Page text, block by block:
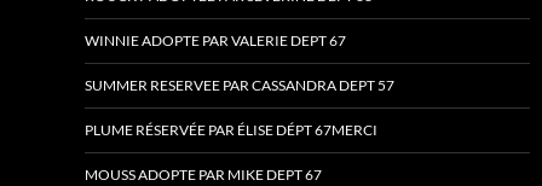
WINNIE ADOPTE PAR VALERIE DEPT 67
SUMMER RESERVEE PAR CASSANDRA DEPT 57
PLUME RÉSERVÉE PAR ÉLISE DÉPT 67MERCI
MOUSS ADOPTE PAR MIKE DEPT 67